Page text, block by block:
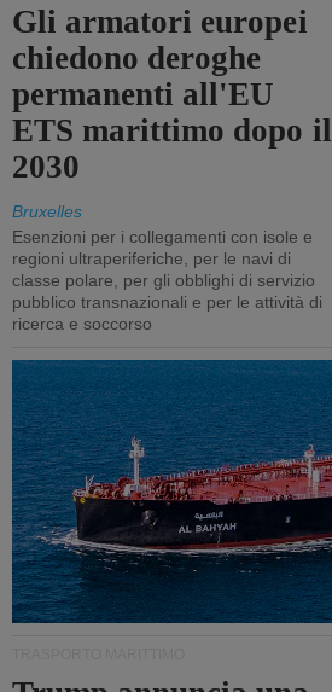
Gli armatori europei
chiedono deroghe
permanenti all'EU
ETS marittimo dopo il
2030
Bruxelles
Esenzioni per i collegamenti con isole e
regioni ultraperiferiche, per le navi di
classe polare, per gli obblighi di servizio
pubblico transnazionali e per le attività di
ricerca e soccorso